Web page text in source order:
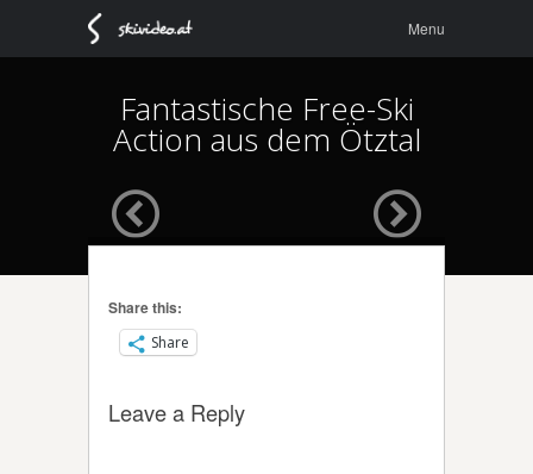
content
Menu
Fantastische Free-Ski
Action aus dem Ötztal
Share this:
Share
Leave a Reply